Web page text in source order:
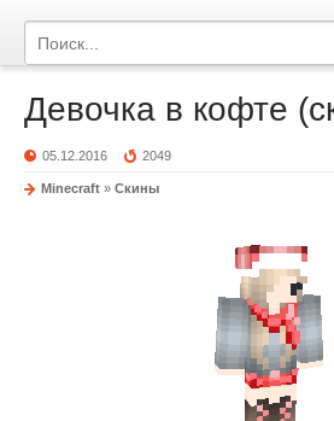
Девочка в кофте
05.12.2016 2049
Minecraft » Скины